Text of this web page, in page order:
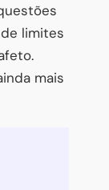
limites
mais